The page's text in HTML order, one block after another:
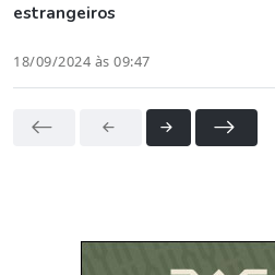
estrangeiros
18/09/2024 às 09:47